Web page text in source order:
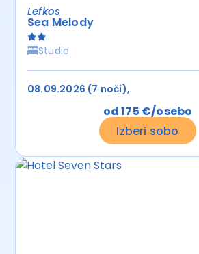
Lefkos
Sea Melody
Studio
08.09.2026 (7 noči)
od 175 €/osebo
Izberi sobo